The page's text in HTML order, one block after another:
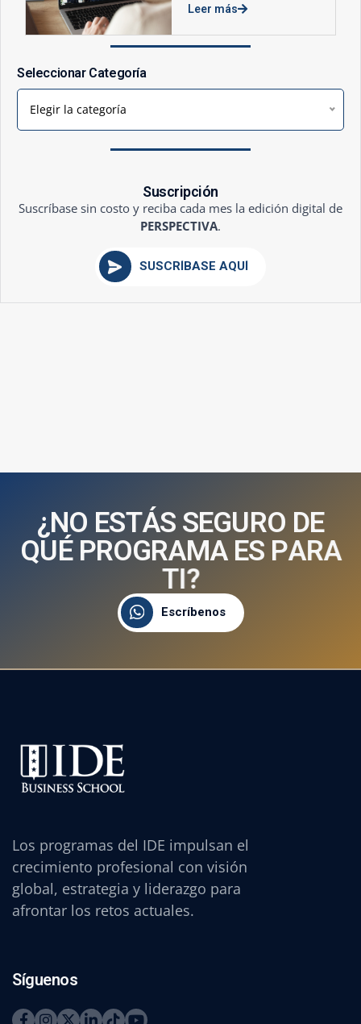
Leer más
Seleccionar Categoría
Elegir la categoría
Suscripción
Suscríbase sin costo y reciba cada mes la edición digital de
PERSPECTIVA.
SUSCRÍBASE AQUÍ
¿NO ESTÁS SEGURO DE
QUÉ PROGRAMA ES PARA
TI?
Escríbenos
Los programas del IDE impulsan el
crecimiento profesional con visión
global, estrategia y liderazgo para
afrontar los retos actuales.
Síguenos